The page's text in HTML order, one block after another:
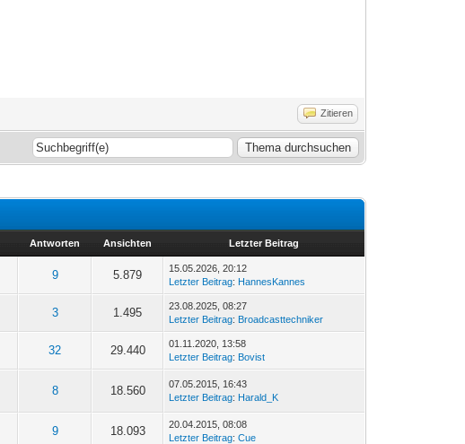
Zitieren
Antworten Ansichten Letzter Beitrag
9 5.879
15.05.2026, 20:12
Letzter Beitrag: HannesKannes
3 1.495
23.08.2025, 08:27
Letzter Beitrag: Broadcasttechniker
32 29.440
01.11.2020, 13:58
Letzter Beitrag: Bovist
8 18.560
07.05.2015, 16:43
Letzter Beitrag: Harald_K
9 18.093
20.04.2015, 08:08
Letzter Beitrag:Cue